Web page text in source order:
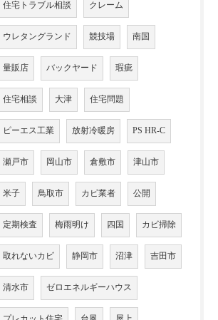
住宅トラブル相談 クレーム
ウレタングランド 競技場 南国
量販店 バックヤード 瑕疵
住宅相談 大津 住宅問題
ピーエス工業 放射冷暖房 PS HR-C
瀬戸市 岡山市 倉敷市 津山市
米子 鳥取市 カビ業者 公開
定期検査 梅雨明け 四国 カビ掃除
取れないカビ 静岡市 沼津 吉田市
清水市 ゼロエネルギーハウス